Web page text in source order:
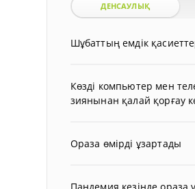
ДЕНСАУЛЫҚ
Шұбаттың емдік
Көзді компьютер мен
зиянынан қалай қорғау
Ораза өмірді ұзартады